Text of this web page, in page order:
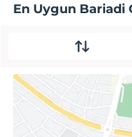
En Uygun Bariadi